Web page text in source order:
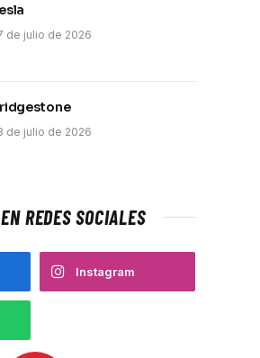
de julio de 2026
de julio de 2026
REDES SOCIALES
Instagram